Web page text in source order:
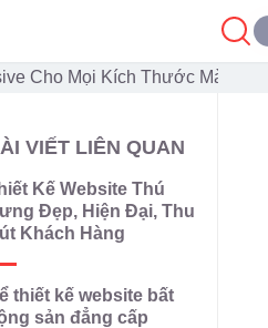
Cho Mọi Kích Thước Màn Hình
VIẾT LIÊN QUAN
Kế Website Thú
Đẹp, Hiện Đại, Thu
Khách Hàng
thiết kế website bất
sản đẳng cấp